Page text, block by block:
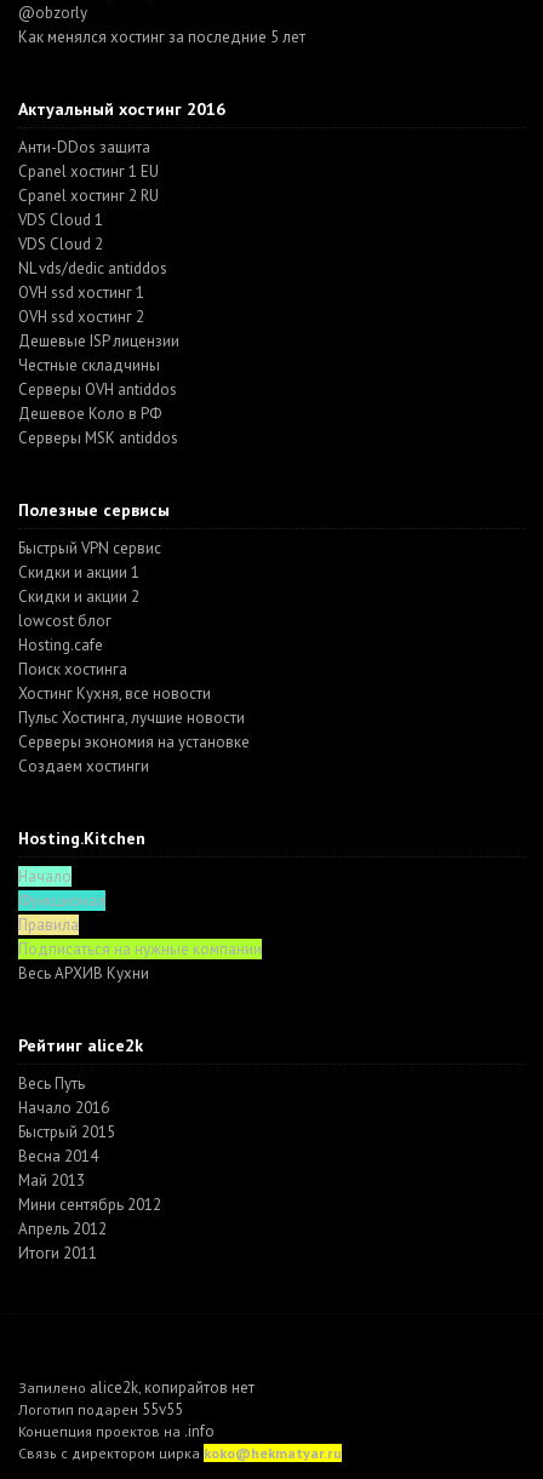
@obzorly
Как менялся хостинг за последние 5 лет
Актуальный хостинг 2016
Анти-DDos защита
Cpanel хостинг 1 EU
Cpanel хостинг 2 RU
VDS Cloud 1
VDS Cloud 2
NL vds/dedic antiddos
OVH ssd хостинг 1
OVH ssd хостинг 2
Дешевые ISP лицензии
Честные складчины
Серверы OVH antiddos
Дешевое Коло в РФ
Серверы MSK antiddos
Полезные сервисы
Быстрый VPN сервис
Скидки и акции 1
Скидки и акции 2
lowcost блог
Hosting.cafe
Поиск хостинга
Хостинг Кухня, все новости
Пульс Хостинга, лучшие новости
Серверы экономия на установке
Создаем хостинги
Hosting.Kitchen
Начало
Функционал
Правила
Подписаться на нужные компании
Весь АРХИВ Кухни
Рейтинг alice2k
Весь Путь
Начало 2016
Быстрый 2015
Весна 2014
Май 2013
Мини сентябрь 2012
Апрель 2012
Итоги 2011
Запилено alice2k копирайтов нет
Логотип подарен 55v55
Концепция проектов на .info
Связь с директором цирка koko@hekmatyar.ru